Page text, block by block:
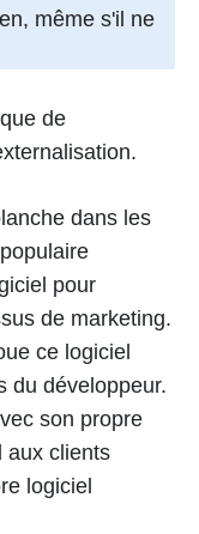
même s'il ne
de
dans les
pour
de marketing.
ce logiciel
du développeur.
son propre
aux clients
logiciel